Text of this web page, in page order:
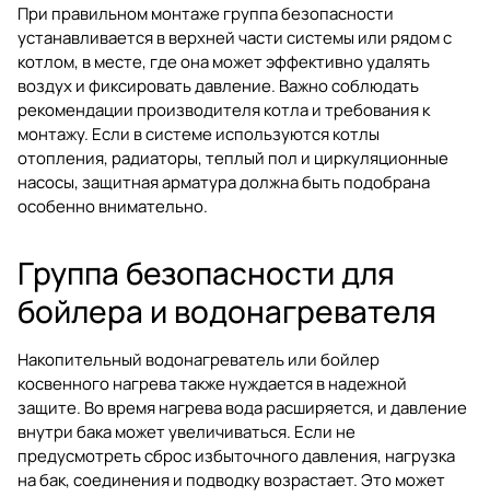
При правильном монтаже группа безопасности
устанавливается в верхней части системы или рядом с
котлом, в месте, где она может эффективно удалять
воздух и фиксировать давление. Важно соблюдать
рекомендации производителя котла и требования к
монтажу. Если в системе используютсякотлы
отопления, радиаторы,теплый пол и циркуляционные
насосы, защитная арматура должна быть подобрана
особенно внимательно.
Группа безопасности для
бойлера и водонагревателя
Накопительный водонагреватель или бойлер
косвенного нагрева также нуждается в надежной
защите. Во время нагрева вода расширяется, и давление
внутри бака может увеличиваться. Если не
предусмотреть сброс избыточного давления, нагрузка
на бак, соединения и подводку возрастает. Это может